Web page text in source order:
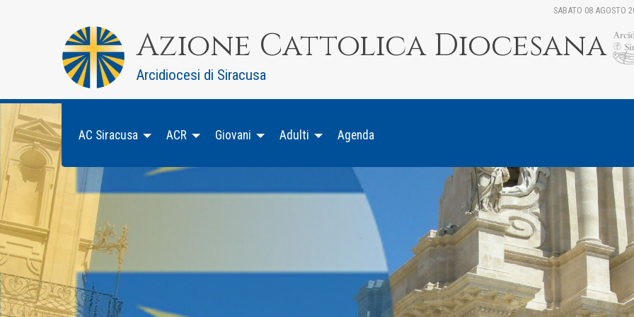
SABATO 08 AGOSTO
Azione Cattolica Diocesana
Arcidiocesi di Siracusa
AC Siracusa ACR Giovani Adulti Agenda